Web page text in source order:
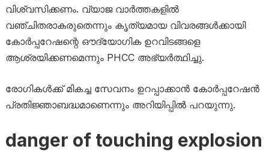
വിശ്വസിക്കണം. വ്യാജ വാർത്തകളിൽ
വഞ്ചിതരാകരുതെന്നും കൃത്യമായ വിവരങ്ങൾക്കായി
കോർപ്പറേഷന്റെ ഔദ്യോഗിക ഉറവിടങ്ങളെ
ആശ്രയിക്കണമെന്നും PHCC അഭ്യർത്ഥിച്ചു.
രോഗികൾക്ക് മികച്ച സേവനം ഉറപ്പാക്കാൻ കോർപ്പറേഷൻ
പ്രതിജ്ഞാബദ്ധമാണെന്നും അറിയിപ്പിൽ പറയുന്നു.
danger of touching explosion